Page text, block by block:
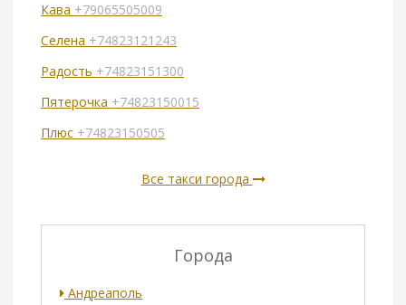
Кава +79065505009
Селена +74823121243
Радость +74823151300
Пятерочка +74823150015
Плюс +74823150505
Все такси города
Города
Андреаполь